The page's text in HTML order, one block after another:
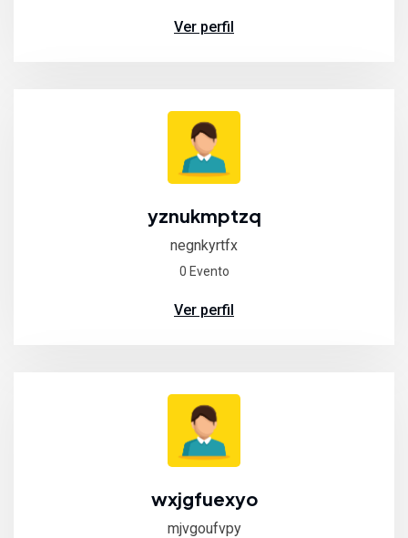
Ver perfil
yznukmptzq
negnkyrtfx
0 Evento
Ver perfil
wxjgfuexyo
mjvgoufvpy